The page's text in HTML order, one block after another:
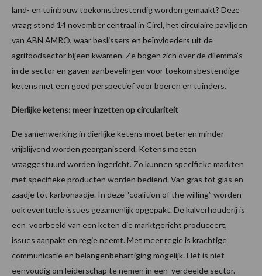
land- en tuinbouw toekomstbestendig worden gemaakt? Deze
vraag stond 14 november centraal in Circl, het circulaire paviljoen
van ABN AMRO, waar beslissers en beïnvloeders uit de
agrifoodsector bijeen kwamen. Ze bogen zich over de dilemma’s
in de sector en gaven aanbevelingen voor toekomsbestendige
ketens met een goed perspectief voor boeren en tuinders.
Dierlijke ketens: meer inzetten op circulariteit
De samenwerking in dierlijke ketens moet beter en minder
vrijblijvend worden georganiseerd. Ketens moeten
vraaggestuurd worden ingericht. Zo kunnen specifieke markten
met specifieke producten worden bediend. Van gras tot glas en
zaadje tot karbonaadje. In deze “coalition of the willing” worden
ook eventuele issues gezamenlijk opgepakt. De kalverhouderij is
een voorbeeld van een keten die marktgericht produceert,
issues aanpakt en regie neemt. Met meer regie is krachtige
communicatie en belangenbehartiging mogelijk. Het is niet
eenvoudig om leiderschap te nemen in een verdeelde sector.